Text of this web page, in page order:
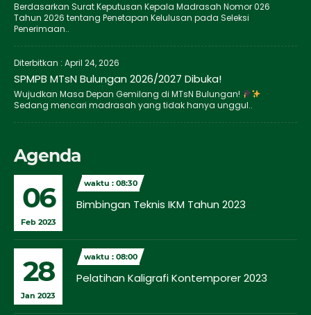
Berdasarkan Surat Keputusan Kepala Madrasah Nomor 026
Tahun 2026 tentang Penetapan Kelulusan pada Seleksi
Penerimaan..
Diterbitkan : April 24, 2026
SPMPB MTsN Bulungan 2026/2027 Dibuka!
Wujudkan Masa Depan Gemilang di MTsN Bulungan!
Sedang mencari madrasah yang tidak hanya unggul..
Agenda
06
Feb 2023
waktu : 08:30
Bimbingan Teknis IKM Tahun 2023
28
Jan 2023
waktu : 08:00
Pelatihan Kaligrafi Kontemporer 2023